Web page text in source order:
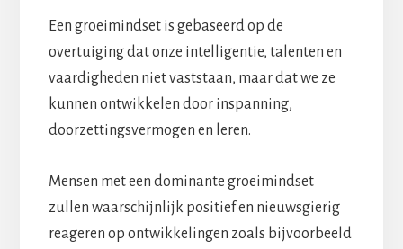
Een groeimindset is gebaseerd op de
overtuiging dat onze intelligentie, talenten en
vaardigheden niet vaststaan, maar dat we ze
kunnen ontwikkelen door inspanning,
doorzettingsvermogen en leren.
Mensen met een dominante groeimindset
zullen waarschijnlijk positief en nieuwsgierig
reageren op ontwikkelingen zoals bijvoorbeeld